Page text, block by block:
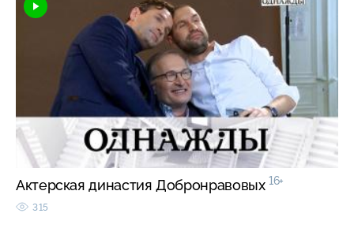
Актерская династия Добронравовых 16+
315